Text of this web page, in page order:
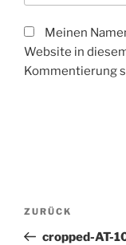
Meinen
Website in
Kommentierung
Beitrags-
Vorheriger
Beitrag
ZURÜCK
cropped-AT-